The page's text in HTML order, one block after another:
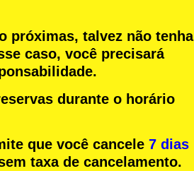
próximas, talvez não tenha
caso, você precisará
durante o horário
que você cancele 7 dias
taxa de cancelamento.